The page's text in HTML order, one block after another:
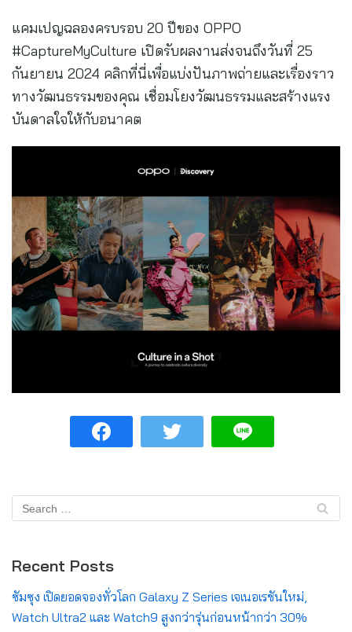
แคมเปญฉลองครบรอบ 20 ปีของ OPPO
#CaptureMyCulture เปิดรับผลงานส่งจนถึงวันที่ 25
กันยายน 2024 คลิกที่นี่เพื่อแบ่งปันภาพถ่ายและเรื่องราว
ทางวัฒนธรรมของคุณ เชื่อมโยงวัฒนธรรมและสร้างแรง
บันดาลใจให้กับอนาคต
Recent Posts
ซัมซุง เปิดยอดจองทั่วโลก Galaxy Z Series เจเนอเรชันใหม่,
Watch Ultra2 และ Watch9 สูงกว่ารุ่นก่อนหน้ากว่า 30%